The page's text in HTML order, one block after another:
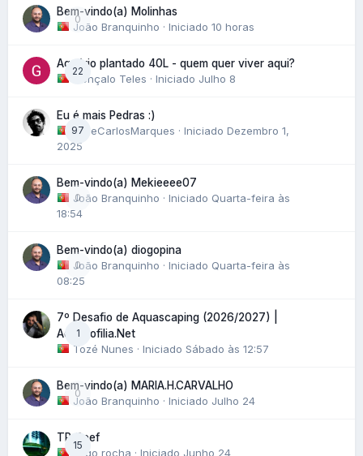
0
Bem-vindo(a) Molinhas
João Branquinho · Iniciado 10 horas
22
Aquário plantado 40L - quem quer viver aqui?
Gonçalo Teles · Iniciado Julho 8
97
Eu é mais Pedras :)
JoseCarlosMarques · Iniciado Dezembro 1,
2025
0
Bem-vindo(a) Mekieeee07
João Branquinho · Iniciado Quarta-feira às
18:54
0
Bem-vindo(a) diogopina
João Branquinho · Iniciado Quarta-feira às
08:25
1
7º Desafio de Aquascaping (2026/2027) |
Aquariofilia.Net
Tozé Nunes · Iniciado Sábado às 12:57
0
Bem-vindo(a) MARIA.H.CARVALHO
João Branquinho · Iniciado Julho 24
15
TR_Reef
tiago rocha · Iniciado Junho 24